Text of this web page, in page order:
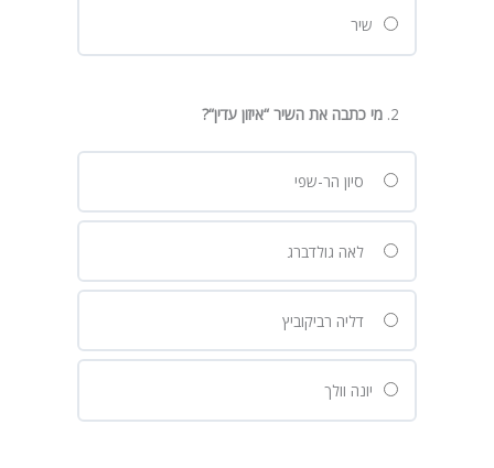
שיר
מי כתבה את השיר “איזון עדין“
?
סיון הר-שפי
לאה גולדברג
דליה רביקוביץ
יונה וולך